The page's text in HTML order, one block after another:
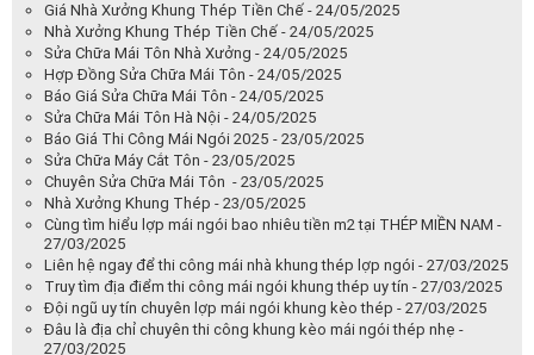
Giá Nhà Xưởng Khung Thép Tiền Chế - 24/05/2025
Nhà Xưởng Khung Thép Tiền Chế - 24/05/2025
Sửa Chữa Mái Tôn Nhà Xưởng - 24/05/2025
Hợp Đồng Sửa Chữa Mái Tôn - 24/05/2025
Báo Giá Sửa Chữa Mái Tôn - 24/05/2025
Sửa Chữa Mái Tôn Hà Nội - 24/05/2025
Báo Giá Thi Công Mái Ngói 2025 - 23/05/2025
Sửa Chữa Máy Cắt Tôn - 23/05/2025
Chuyên Sửa Chữa Mái Tôn - 23/05/2025
Nhà Xưởng Khung Thép - 23/05/2025
Cùng tìm hiểu lợp mái ngói bao nhiêu tiền m2 tại THÉP MIỀN NAM -
27/03/2025
Liên hệ ngay để thi công mái nhà khung thép lợp ngói - 27/03/2025
Truy tìm địa điểm thi công mái ngói khung thép uy tín - 27/03/2025
Đội ngũ uy tín chuyên lợp mái ngói khung kèo thép - 27/03/2025
Đâu là địa chỉ chuyên thi công khung kèo mái ngói thép nhẹ -
27/03/2025